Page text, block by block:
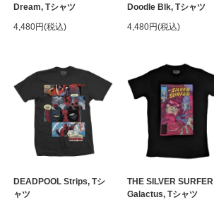
Dream, Tシャツ
4,480円(税込)
Doodle Blk, Tシャツ
4,480円(税込)
DEADPOOL Strips, Tシ
ャツ
THE SILVER SURFER
Galactus, Tシャツ